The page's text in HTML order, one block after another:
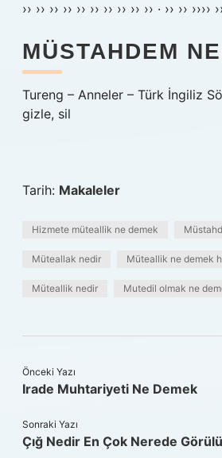
›› ›› ›› ›› ›› ›› ›› ›› ›› ›› · ›› ››
MÜSTAHDEM
Tureng – Anneler – Türk İngiliz
gizle, sil
Tarih: Makaleler
Hizmete müteallik ne demek
Müteallak nedir Müteallik ne demek
Müteallik nedir Mutedil olmak ne
Önceki Yazı
Irade Muhtariyeti Ne Demek
Sonraki Yazı
Çığ Nedir En Çok Nerede